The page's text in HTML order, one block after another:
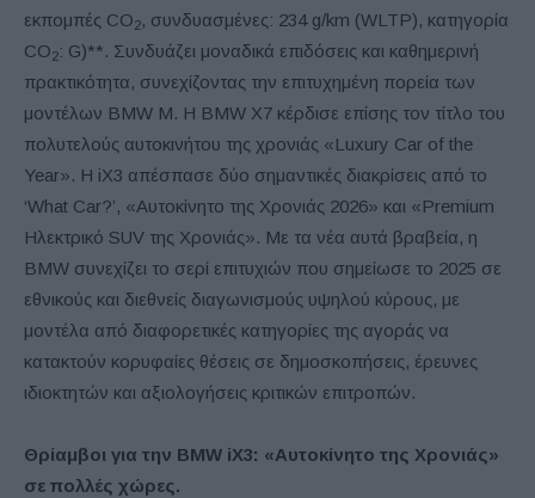
εκπομπές CO2, συνδυασμένες: 234 g/km (WLTP), κατηγορία
CO2: G)**. Συνδυάζει μοναδικά επιδόσεις και καθημερινή
πρακτικότητα, συνεχίζοντας την επιτυχημένη πορεία των
μοντέλων BMW M. Η BMW X7 κέρδισε επίσης τον τίτλο του
πολυτελούς αυτοκινήτου της χρονιάς «Luxury Car of the
Year». Η iX3 απέσπασε δύο σημαντικές διακρίσεις από το
‘What Car?’, «Αυτοκίνητο της Χρονιάς 2026» και «Premium
Ηλεκτρικό SUV της Χρονιάς». Με τα νέα αυτά βραβεία, η
BMW συνεχίζει το σερί επιτυχιών που σημείωσε το 2025 σε
εθνικούς και διεθνείς διαγωνισμούς υψηλού κύρους, με
μοντέλα από διαφορετικές κατηγορίες της αγοράς να
κατακτούν κορυφαίες θέσεις σε δημοσκοπήσεις, έρευνες
ιδιοκτητών και αξιολογήσεις κριτικών επιτροπών.
Θρίαμβοι για την BMW iX3: «Αυτοκίνητο της Χρονιάς»
σε πολλές χώρες.